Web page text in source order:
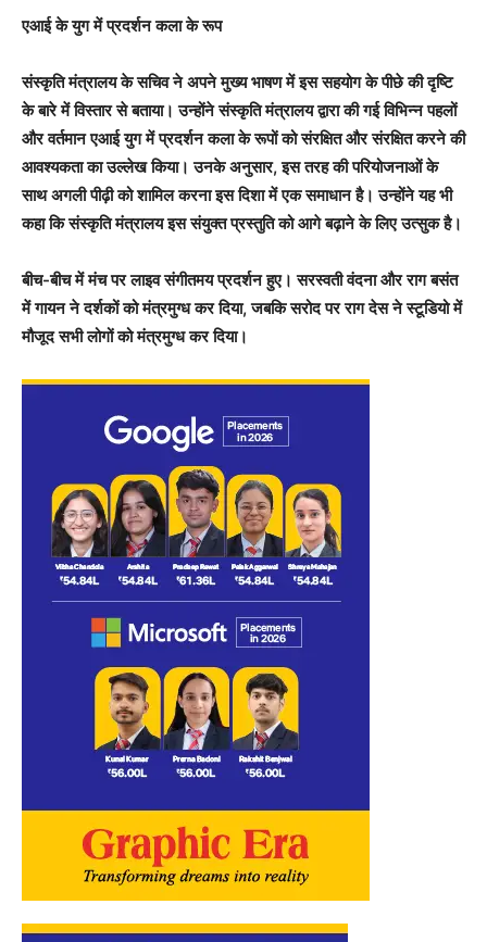
एआई के युग में प्रदर्शन कला के रूप
संस्कृति मंत्रालय के सचिव ने अपने मुख्य भाषण में इस सहयोग के पीछे की दृष्टि
के बारे में विस्तार से बताया। उन्होंने संस्कृति मंत्रालय द्वारा की गई विभिन्न पहलों
और वर्तमान एआई युग में प्रदर्शन कला के रूपों को संरक्षित और संरक्षित करने की
आवश्यकता का उल्लेख किया। उनके अनुसार, इस तरह की परियोजनाओं के
साथ अगली पीढ़ी को शामिल करना इस दिशा में एक समाधान है। उन्होंने यह भी
कहा कि संस्कृति मंत्रालय इस संयुक्त प्रस्तुति को आगे बढ़ाने के लिए उत्सुक है।
बीच-बीच में मंच पर लाइव संगीतमय प्रदर्शन हुए। सरस्वती वंदना और राग बसंत
में गायन ने दर्शकों को मंत्रमुग्ध कर दिया, जबकि सरोद पर राग देस ने स्टूडियो में
मौजूद सभी लोगों को मंत्रमुग्ध कर दिया।